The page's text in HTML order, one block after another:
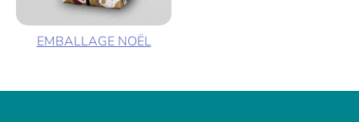
EMBALLAGE NOËL